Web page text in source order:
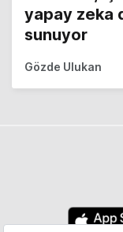
yapay zeka
sunuyor
Gözde Ulukan